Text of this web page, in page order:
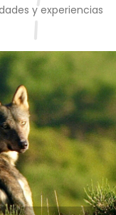
y experiencias